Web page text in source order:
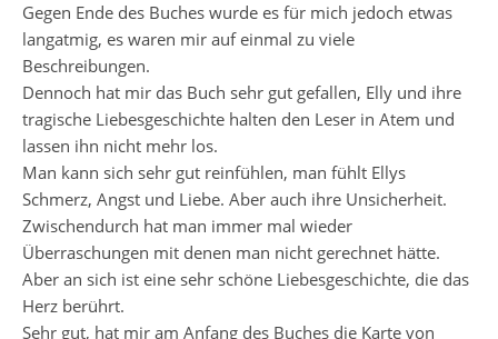
Gegen Ende des Buches wurde es für mich jedoch etwas
langatmig, es waren mir auf einmal zu viele
Beschreibungen.
Dennoch hat mir das Buch sehr gut gefallen, Elly und ihre
tragische Liebesgeschichte halten den Leser in Atem und
lassen ihn nicht mehr los.
Man kann sich sehr gut reinfühlen, man fühlt Ellys
Schmerz, Angst und Liebe. Aber auch ihre Unsicherheit.
Zwischendurch hat man immer mal wieder
Überraschungen mit denen man nicht gerechnet hätte.
Aber an sich ist eine sehr schöne Liebesgeschichte, die das
Herz berührt.
Sehr gut, hat mir am Anfang des Buches die Karte von